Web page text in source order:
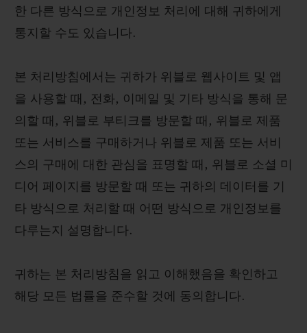
한 다른 방식으로 개인정보 처리에 대해 귀하에게
통지할 수도 있습니다.
본 처리방침에서는 귀하가 위블로 웹사이트 및 앱
을 사용할 때, 전화, 이메일 및 기타 방식을 통해 문
의할 때, 위블로 부티크를 방문할 때, 위블로 제품
또는 서비스를 구매하거나 위블로 제품 또는 서비
스의 구매에 대한 관심을 표명할 때, 위블로 소셜 미
디어 페이지를 방문할 때 또는 귀하의 데이터를 기
타 방식으로 처리할 때 어떤 방식으로 개인정보를
다루는지 설명합니다.
귀하는 본 처리방침을 읽고 이해했음을 확인하고
해당 모든 법률을 준수할 것에 동의합니다.
연락처
부티크 검색